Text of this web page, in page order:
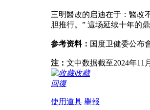
三明醫改的启迪在于：醫改
胆推行。” 這场延续十年的
参考资料： 国度卫健委公布
注： 文中数据截至2024年11
收藏
回復
使用道具 舉報